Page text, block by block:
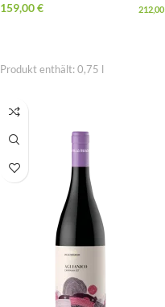
159,00€ 212,00
Produkt enthält: 0,75 l